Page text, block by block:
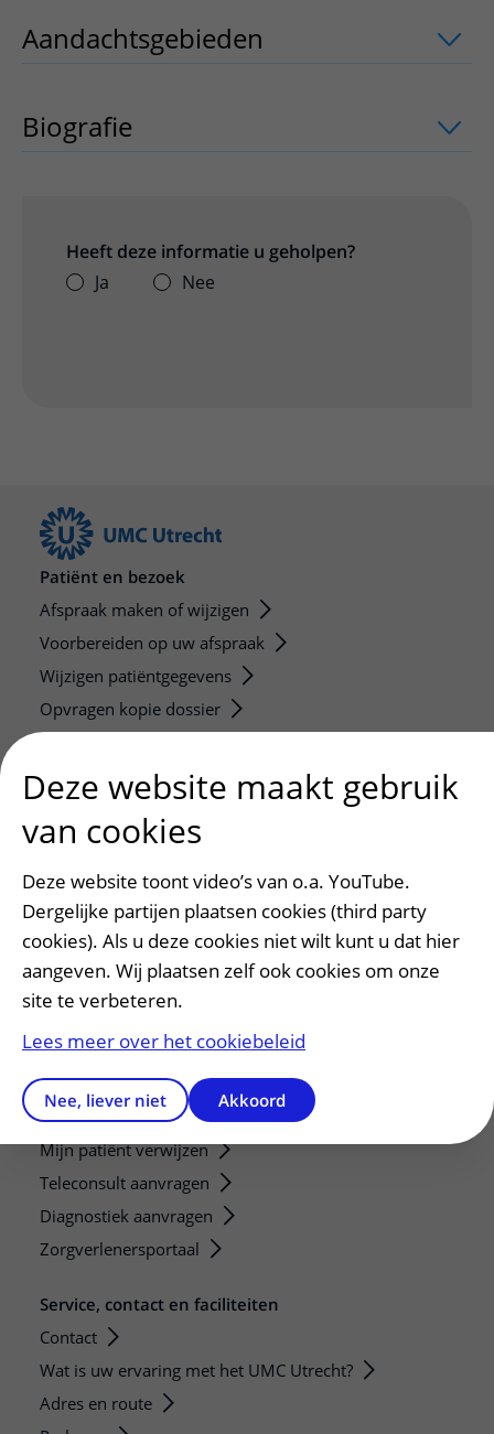
Aandachtsgebieden uitklapper, klik
Biografie
Heeft deze informatie u geholpen?
Ja
Nee
Patiënt en bezoek
Afspraak maken of wijzigen
Voorbereiden op uw afspraak
Wijzigen patiëntgegevens
Opvragen kopie dossier
Onderwijs en onderzoek
Onze opleidingen
Research
Strategic programs
Research groups
Verwijzers
Mijn patiënt verwijzen
Teleconsult aanvragen
Diagnostiek aanvragen
Zorgverlenersportaal
Service, contact en faciliteiten
Contact
Wat is uw ervaring met het UMC Utrecht?
Adres en route
Deze website maakt gebruik
van cookies
Deze website toont video’s van o.a. YouTube.
Dergelijke partijen plaatsen cookies (third party
cookies). Als u deze cookies niet wilt kunt u dat hier
aangeven. Wij plaatsen zelf ook cookies om onze
site te verbeteren.
Lees meer over het cookiebeleid
Nee, liever niet Akkoord